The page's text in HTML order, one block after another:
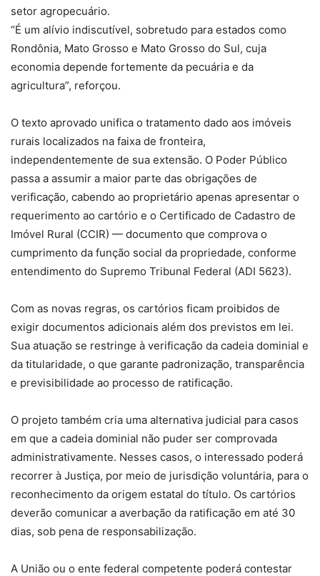
setor agropecuário.
“É um alívio indiscutível, sobretudo para estados como
Rondônia, Mato Grosso e Mato Grosso do Sul, cuja
economia depende fortemente da pecuária e da
agricultura”, reforçou.
O texto aprovado unifica o tratamento dado aos imóveis
rurais localizados na faixa de fronteira,
independentemente de sua extensão. O Poder Público
passa a assumir a maior parte das obrigações de
verificação, cabendo ao proprietário apenas apresentar o
requerimento ao cartório e o Certificado de Cadastro de
Imóvel Rural (CCIR) — documento que comprova o
cumprimento da função social da propriedade, conforme
entendimento do Supremo Tribunal Federal (ADI 5623).
Com as novas regras, os cartórios ficam proibidos de
exigir documentos adicionais além dos previstos em lei.
Sua atuação se restringe à verificação da cadeia dominial e
da titularidade, o que garante padronização, transparência
e previsibilidade ao processo de ratificação.
O projeto também cria uma alternativa judicial para casos
em que a cadeia dominial não puder ser comprovada
administrativamente. Nesses casos, o interessado poderá
recorrer à Justiça, por meio de jurisdição voluntária, para o
reconhecimento da origem estatal do título. Os cartórios
deverão comunicar a averbação da ratificação em até 30
dias, sob pena de responsabilização.
A União ou o ente federal competente poderá contestar